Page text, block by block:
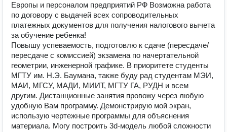
Европы и персоналом предприятий РФ Возможна работа
по договору с выдачей всех сопроводительных
платежных документов для получения налогового вычета
за обучение ребенка!
Повышу успеваемость, подготовлю к сдаче (пересдаче/
пересдаче с комиссией) экзамена по начертательной
геометрии, инженерной графике. В приоритете студенты
МГТУ им. Н.Э. Баумана, также буду рад студентам МЭИ,
МАИ, МГСУ, МАДИ, МИИТ, МГТУ ГА, РУДН и всем
другим. Дистанционные занятия провожу через любую
удобную Вам программу. Демонстрирую мой экран,
использую чертежные программы для объяснения
материала. Могу построить 3d-модель любой сложности